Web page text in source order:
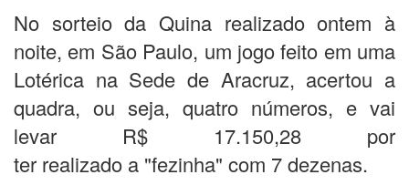
No sorteio da Quina realizado ontem à
noite, em São Paulo, um jogo feito em uma
Lotérica na Sede de Aracruz, acertou a
quadra, ou seja, quatro números, e vai
levar R$ 17.150,28 por
ter realizado a "fezinha" com 7 dezenas.